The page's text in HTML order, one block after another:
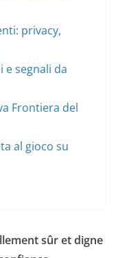
privacy,
e segnali da
Frontiera del
al gioco su
sûr et digne